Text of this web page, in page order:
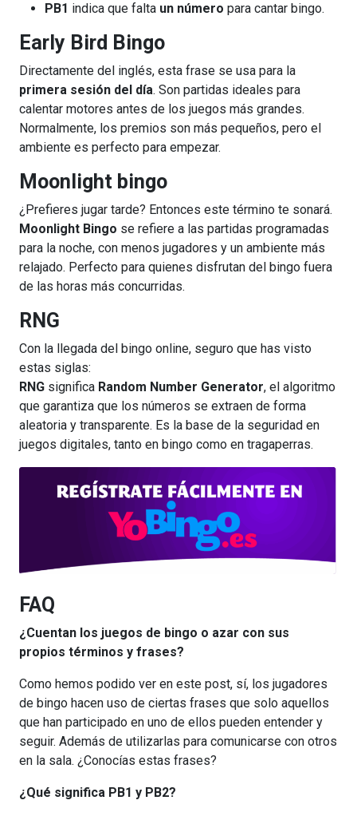
PB1 indica que falta un número para cantar bingo.
Early Bird Bingo
Directamente del inglés, esta frase se usa para la
primera sesión del día. Son partidas ideales para
calentar motores antes de los juegos más grandes.
Normalmente, los premios son más pequeños, pero el
ambiente es perfecto para empezar.
Moonlight bingo
¿Prefieres jugar tarde? Entonces este término te sonará.
Moonlight Bingo se refiere a las partidas programadas
para la noche, con menos jugadores y un ambiente más
relajado. Perfecto para quienes disfrutan del bingo fuera
de las horas más concurridas.
RNG
Con la llegada del bingo online, seguro que has visto
estas siglas:
RNG significa Random Number Generator, el algoritmo
que garantiza que los números se extraen de forma
aleatoria y transparente. Es la base de la seguridad en
juegos digitales, tanto en bingo como en tragaperras.
FAQ
¿Cuentan los juegos de bingo o azar con sus
propios términos y frases?
Como hemos podido ver en este post, sí, los jugadores
de bingo hacen uso de ciertas frases que solo aquellos
que han participado en uno de ellos pueden entender y
seguir. Además de utilizarlas para comunicarse con otros
en la sala. ¿Conocías estas frases?
¿Qué significa PB1 y PB2?